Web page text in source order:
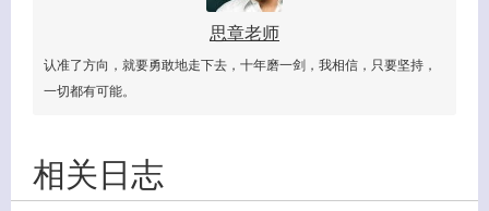
思章老师
认准了方向，就要勇敢地走下去，十年磨一剑，我相信，只要坚持，
一切都有可能。
相关日志